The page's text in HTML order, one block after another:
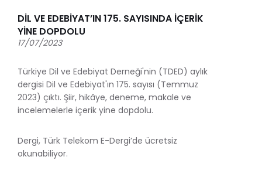
DİL VE EDEBİYAT’IN 175. SAYISINDA İÇERİK
YİNE DOPDOLU
17/07/2023
Türkiye Dil ve Edebiyat Derneği'nin (TDED) aylık
dergisi Dil ve Edebiyat'ın 175. sayısı (Temmuz
2023) çıktı. Şiir, hikâye, deneme, makale ve
incelemelerle içerik yine dopdolu.
Dergi, Türk Telekom E-Dergi’de ücretsiz
okunabiliyor.